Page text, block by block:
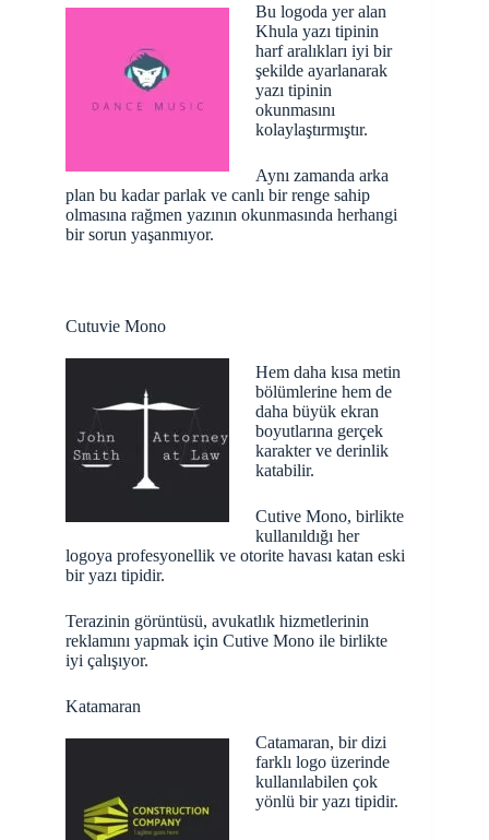
Bu logoda yer alan
Khula yazı tipinin
harf aralıkları iyi bir
şekilde ayarlanarak
yazı tipinin
okunmasını
kolaylaştırmıştır.
Aynı zamanda arka
plan bu kadar parlak ve canlı bir renge sahip
olmasına rağmen yazının okunmasında herhangi
bir sorun yaşanmıyor.
Cutuvie Mono
Hem daha kısa metin
bölümlerine hem de
daha büyük ekran
boyutlarına gerçek
karakter ve derinlik
katabilir.
Cutive Mono, birlikte
kullanıldığı her
logoya profesyonellik ve otorite havası katan eski
bir yazı tipidir.
Terazinin görüntüsü, avukatlık hizmetlerinin
reklamını yapmak için Cutive Mono ile birlikte
iyi çalışıyor.
Katamaran
Catamaran, bir dizi
farklı logo üzerinde
kullanılabilen çok
yönlü bir yazı tipidir.